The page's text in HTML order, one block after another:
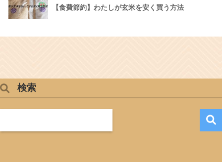
【食費節約】わたしが玄米を安く買う方法
検索